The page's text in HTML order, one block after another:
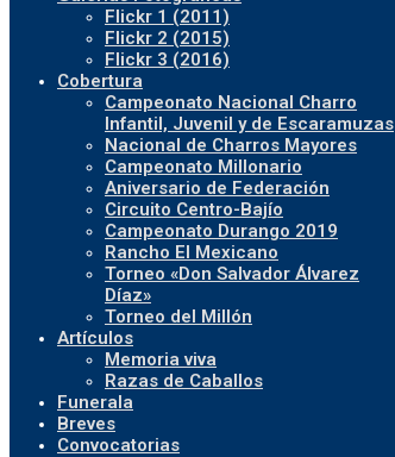
Flickr 1 (2011)
Flickr 2 (2015)
Flickr 3 (2016)
Cobertura
Campeonato Nacional Charro
Infantil, Juvenil y de Escaramuzas
Nacional de Charros Mayores
Campeonato Millonario
Aniversario de Federación
Circuito Centro-Bajío
Campeonato Durango 2019
Rancho El Mexicano
Torneo «Don Salvador Álvarez
Díaz»
Torneo del Millón
Artículos
Memoria viva
Razas de Caballos
Funerala
Breves
Convocatorias